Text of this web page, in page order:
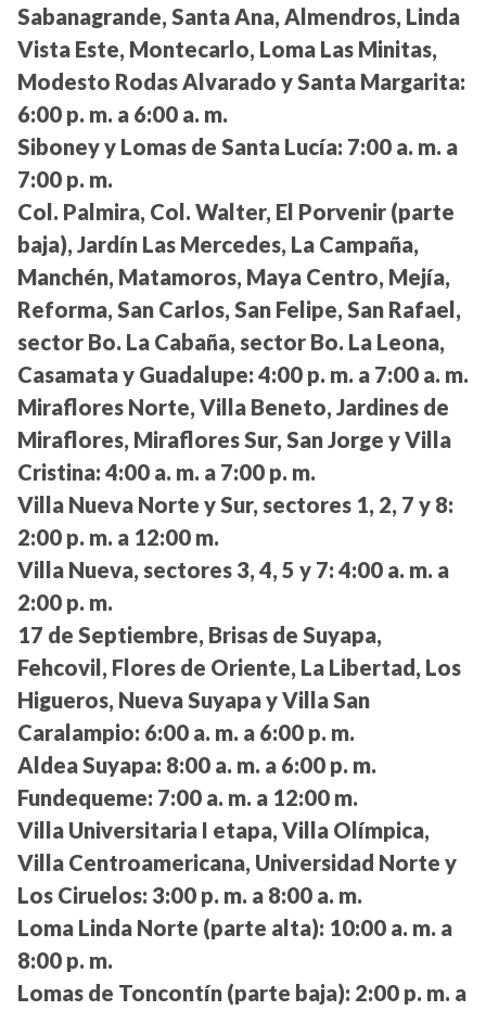
Sabanagrande, Santa Ana, Almendros, Linda
Vista Este, Montecarlo, Loma Las Minitas,
Modesto Rodas Alvarado y Santa Margarita:
6:00 p. m. a 6:00 a. m.
Siboney y Lomas de Santa Lucía: 7:00 a. m. a
7:00 p. m.
Col. Palmira, Col. Walter, El Porvenir (parte
baja), Jardín Las Mercedes, La Campaña,
Manchén, Matamoros, Maya Centro, Mejía,
Reforma, San Carlos, San Felipe, San Rafael,
sector Bo. La Cabaña, sector Bo. La Leona,
Casamata y Guadalupe: 4:00 p. m. a 7:00 a. m.
Miraflores Norte, Villa Beneto, Jardines de
Miraflores, Miraflores Sur, San Jorge y Villa
Cristina: 4:00 a. m. a 7:00 p. m.
Villa Nueva Norte y Sur, sectores 1, 2, 7 y 8:
2:00 p. m. a 12:00 m.
Villa Nueva, sectores 3, 4, 5 y 7: 4:00 a. m. a
2:00 p. m.
17 de Septiembre, Brisas de Suyapa,
Fehcovil, Flores de Oriente, La Libertad, Los
Higueros, Nueva Suyapa y Villa San
Caralampio: 6:00 a. m. a 6:00 p. m.
Aldea Suyapa: 8:00 a. m. a 6:00 p. m.
Fundequeme: 7:00 a. m. a 12:00 m.
Villa Universitaria I etapa, Villa Olímpica,
Villa Centroamericana, Universidad Norte y
Los Ciruelos: 3:00 p. m. a 8:00 a. m.
Loma Linda Norte (parte alta): 10:00 a. m. a
8:00 p. m.
Lomas de Toncontín (parte baja): 2:00 p. m. a